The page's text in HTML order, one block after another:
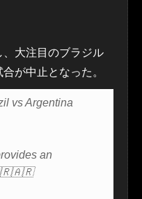
大注目のブラジル
が中止となった。
vs Argentina
an